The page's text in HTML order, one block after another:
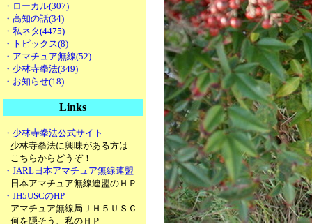
・ローカル(307)
・高知の話(34)
・私ネタ(4475)
・トピックス(8)
・アマチュア無線(52)
・少林寺拳法(349)
・お知らせ(18)
Links
・少林寺拳法公式サイト
少林寺拳法に興味がある方は
こちらからどうぞ！
・JARL日本アマチュア無線連盟
日本アマチュア無線連盟のＨＰ
・JH5USCのHP
アマチュア無線局ＪＨ５ＵＳＣ
何を隠そう、私のＨＰ